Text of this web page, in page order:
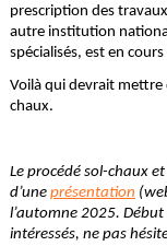
prescription des
autre institution
spécialisés, est en
Voilà qui devrait mettre
chaux.
Le procédé sol-chaux
d’une présentation
l’automne 2025.
intéressés, ne pas